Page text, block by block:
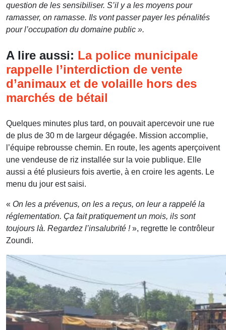
question de les sensibiliser. S’il y a les moyens pour
ramasser, on ramasse. Ils vont passer payer les pénalités
pour l’occupation du domaine public ».
A lire aussi: La police municipale
rappelle l’interdiction de vente
d’animaux et de volaille hors des
marchés de bétail
Quelques minutes plus tard, on pouvait apercevoir une rue
de plus de 30 m de largeur dégagée. Mission accomplie,
l’équipe rebrousse chemin. En route, les agents aperçoivent
une vendeuse de riz installée sur la voie publique. Elle
aussi a été plusieurs fois avertie, à en croire les agents. Le
menu du jour est saisi.
« On les a prévenus, on les a reçus, on leur a rappelé la
réglementation. Ça fait pratiquement un mois, ils sont
toujours là. Regardez l’insalubrité !», regrette le contrôleur
Zoundi.